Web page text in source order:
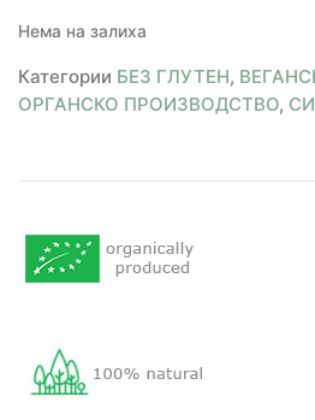
Нема на залиха
Категории БЕЗ ГЛУТЕН,
ОРГАНСКО ПРОИЗВОДСТВО,